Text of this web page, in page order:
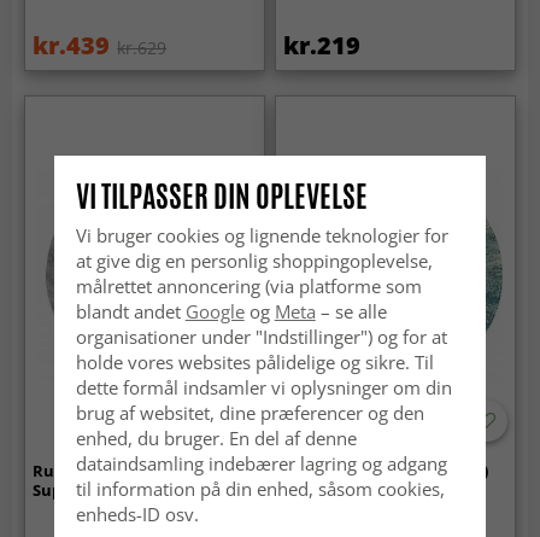
kr.439 kr.629 kr.219
Runde tæpper - Aranga
Super Soft Fur (grå)
Rundt tæppe - Kebira (blå)
VI TILPASSER DIN OPLEVELSE
Vi bruger cookies og lignende teknologier for
at give dig en personlig shoppingoplevelse,
målrettet annoncering (via platforme som
blandt andet Googleog Meta – se alle
organisationer under "Indstillinger") og for at
holde vores websites pålidelige og sikre. Til
dette formål indsamler vi oplysninger om din
brug af websitet, dine præferencer og den
enhed, du bruger. En del af denne
dataindsamling indebærer lagring og adgang
til information på din enhed, såsom cookies,
enheds-ID osv.